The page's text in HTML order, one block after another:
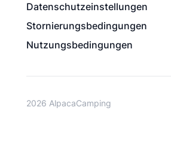
Datenschutzeinstellungen
Stornierungsbedingungen
Nutzungsbedingungen
2026 AlpacaCamping